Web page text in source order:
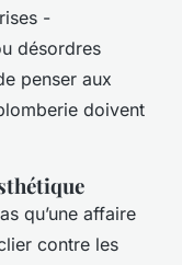
-
désordres
penser aux
doivent
qu’une affaire
contre les